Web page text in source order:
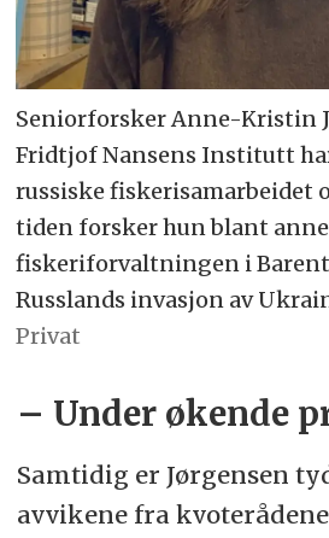
Seniorforsker Anne-Kristin
Fridtjof Nansens Institutt
russiske fiskerisamarbeidet
tiden forsker hun blant
fiskeriforvaltningen i
Russlands invasjon av
Privat
– Under økende
Samtidig er Jørgensen
avvikene fra